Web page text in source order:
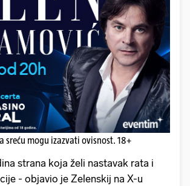
sreću mogu izazvati ovisnost. 18+
strana koja želi nastavak rata i
- objavio je Zelenskij na X-u